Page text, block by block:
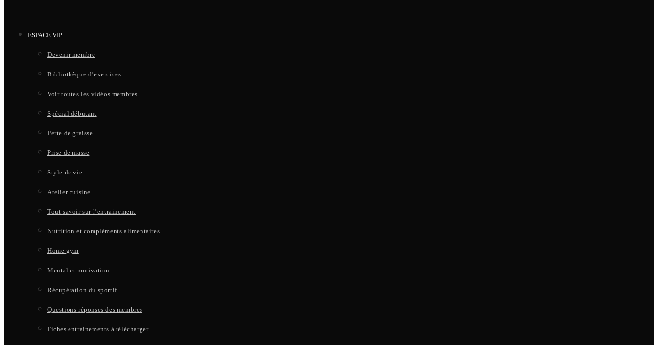
ESPACE VIP
Devenir membre
Bibliothèque d’exercices
Voir toutes les vidéos membres
Spécial débutant
Perte de graisse
Prise de masse
Style de vie
Atelier cuisine
Tout savoir sur l’entrainement
Nutrition et compléments alimentaires
Home gym
Mental et motivation
Récupération du sportif
Questions réponses des membres
Fiches entrainements à télécharger